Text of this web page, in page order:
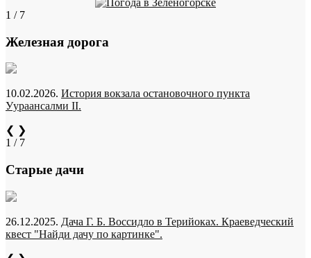
1 / 7
Железная дорога
10.02.2026. История вокзала остановочного пункта
Уураансалми II.
❮ ❯
1 / 7
Старые дачи
26.12.2025. Дача Г. Б. Воссидло в Терийоках. Краеведческий
квест "Найди дачу по картинке".